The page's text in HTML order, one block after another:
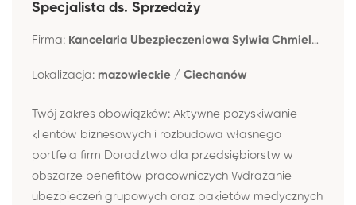
Specjalista ds. Sprzedaży
Firma: Kancelaria Ubezpieczeniowa Sylwia Chmielewska-Okab
Lokalizacja: mazowieckie / Ciechanów
Twój zakres obowiązków: Aktywne pozyskiwanie
klientów biznesowych i rozbudowa własnego
portfela firm Doradztwo dla przedsiębiorstw w
obszarze benefitów pracowniczych Wdrażanie
ubezpieczeń grupowych oraz pakietów medycznych